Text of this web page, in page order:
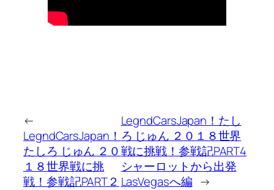
←
LegndCarsJapan！
たしろ じゅん ２０
１８世界戦に挑
戦！参戦記PART２
LegndCarsJapan！たし
ろ じゅん ２０１８世界
戦に挑戦！参戦記PART4
シャーロットから出発
LasVegasへ編 →